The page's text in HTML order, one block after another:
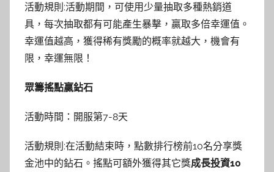
活動規則:活動期間，可使用少量抽取多種熱銷道
具，每次抽取都有可能產生暴擊，贏取多倍幸運值。
幸運值越高，獲得稀有獎勵的概率就越大，機會有
限，幸運無限！
眾籌搖點贏鉆石
活動時間：開服第7-8天
活動規則:在活動結束時，點數排行榜前10名分享獎
金池中的鉆石。搖點可額外獲得其它獎成長投資10